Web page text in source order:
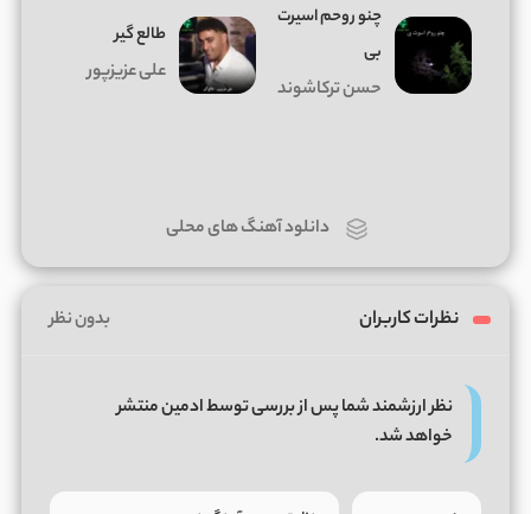
چنو روحم اسیرت
بی
حسن ترکاشوند
طالع گیر
علی عزیزپور
دانلود آهنگ های محلی
نظرات کاربران بدون نظر
نظر ارزشمند شما پس از بررسی توسط ادمین منتشر
خواهد شد.